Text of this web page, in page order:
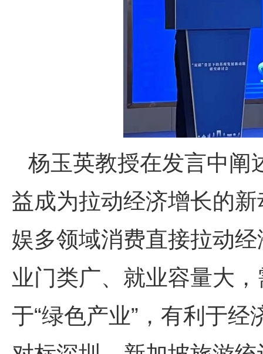
杨玉英教授在发言中阐
益成为拉动经济增长的
娱多领域消费直接拉动
业门类广、就业容量大
于“绿色产业”，有利于